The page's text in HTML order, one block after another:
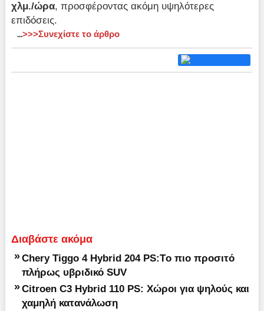
χλμ./ώρα, προσφέροντας ακόμη υψηλότερες
επιδόσεις.
...>>>Συνεχίστε το άρθρο
Διαβάστε ακόμα
» Chery Tiggo 4 Hybrid 204 PS:Tο πιο προσιτό
πλήρως υβριδικό SUV
» Citroen C3 Hybrid 110 PS: Χώροι για ψηλούς και
χαμηλή κατανάλωση